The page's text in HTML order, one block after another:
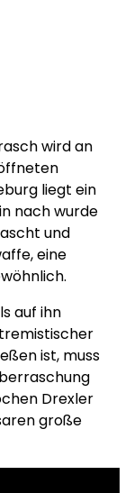
wird an
liegt ein
nach wurde
und
eine
auf ihn
ist, muss
Drexler
große